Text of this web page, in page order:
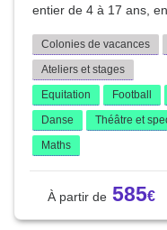
entier de 4 à 17 ans, en
Colonies de vacances
Ateliers et stages
Equitation
Football
Danse
Théâtre et
Maths
585